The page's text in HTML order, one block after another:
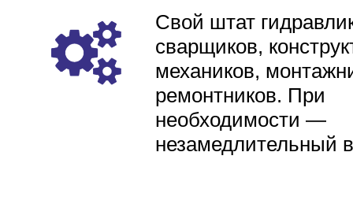
Свой штат
сварщиков,
механиков,
ремонтников. При
необходимости —
незамедлительный